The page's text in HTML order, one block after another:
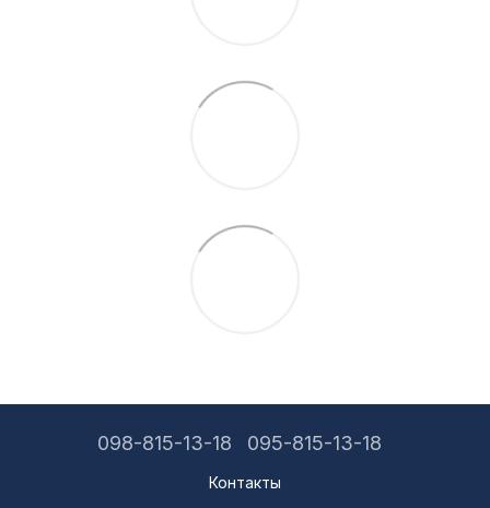
098-815-13-18 095-815-13-18
Контакты